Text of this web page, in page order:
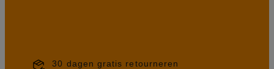
30 dagen gratis retourneren